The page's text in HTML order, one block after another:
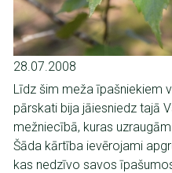
28.07.2008
Līdz šim meža īpašniekiem
pārskati bija jāiesniedz tajā
mežniecībā, kuras
Šāda kārtība ievērojami
kas nedzīvo savos